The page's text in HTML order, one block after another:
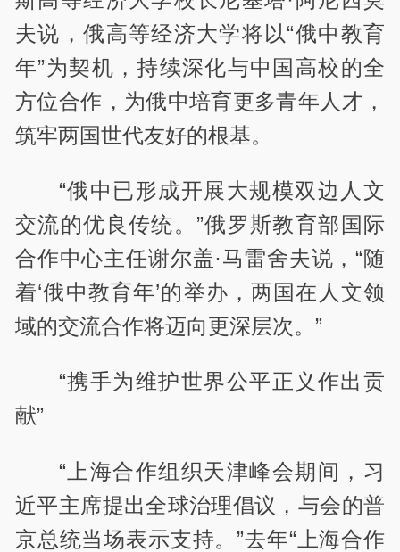
夫说，俄高等经济大学将以“俄中教育
年”为契机，持续深化与中国高校的全
方位合作，为俄中培育更多青年人才，
筑牢两国世代友好的根基。
“俄中已形成开展大规模双边人文
交流的优良传统。”俄罗斯教育部国际
合作中心主任谢尔盖·马雷舍夫说，“随
着‘俄中教育年’的举办，两国在人文领
域的交流合作将迈向更深层次。”
“携手为维护世界公平正义作出贡
献”
“上海合作组织天津峰会期间，习
近平主席提出全球治理倡议，与会的普
京总统当场表示支持。”去年“上海合作